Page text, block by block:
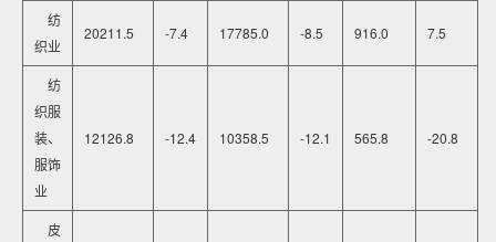
纺
织业
20211.5 -7.4 17785.0 -8.5 916.0 7.5
纺
织服
装、
服饰
业
12126.8 -12.4 10358.5 -12.1 565.8 -20.8
皮